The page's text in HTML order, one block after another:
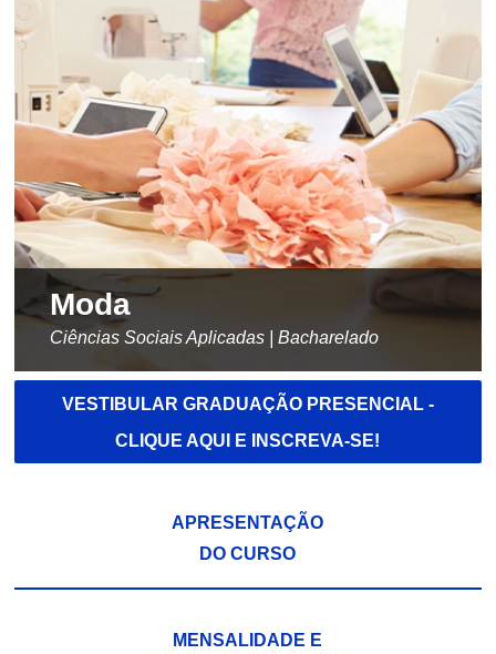
Moda
Ciências Sociais Aplicadas | Bacharelado
VESTIBULAR GRADUAÇÃO PRESENCIAL -
CLIQUE AQUI E INSCREVA-SE!
APRESENTAÇÃO
DO CURSO
MENSALIDADE E